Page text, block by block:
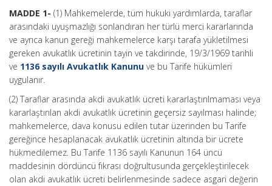
MADDE 1- (1) Mahkemelerde, tüm hukuki yardımlarda, taraflar
arasındaki uyuşmazlığı sonlandıran her türlü merci kararlarında
ve ayrıca kanun gereği mahkemelerce karşı tarafa yükletilmesi
gereken avukatlık ücretinin tayin ve takdirinde, 19/3/1969 tarihli
ve 1136 sayılı Avukatlık Kanunu ve bu Tarife hükümleri
uygulanır.
(2) Taraflar arasında akdi avukatlık ücreti kararlaştırılmaması veya
kararlaştırılan akdi avukatlık ücretinin geçersiz sayılması halinde;
mahkemelerce, dava konusu edilen tutar üzerinden bu Tarife
gereğince hesaplanacak avukatlık ücretinin altında bir ücrete
hükmedilemez. Bu Tarife 1136 sayılı Kanunun 164 üncü
maddesinin dördüncü fıkrası doğrultusunda gerçekleştirilecek
olan akdi avukatlık ücreti belirlenmesinde sadece asgari değerin